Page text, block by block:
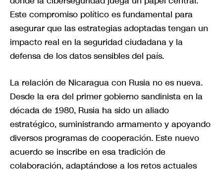
Este compromiso político es fundamental para
asegurar que las estrategias adoptadas tengan un
impacto real en la seguridad ciudadana y la
defensa de los datos sensibles del país.
La relación de Nicaragua con Rusia no es nueva.
Desde la era del primer gobierno sandinista en la
década de 1980, Rusia ha sido un aliado
estratégico, suministrando armamento y apoyando
diversos programas de cooperación. Este nuevo
acuerdo se inscribe en esa tradición de
colaboración, adaptándose a los retos actuales